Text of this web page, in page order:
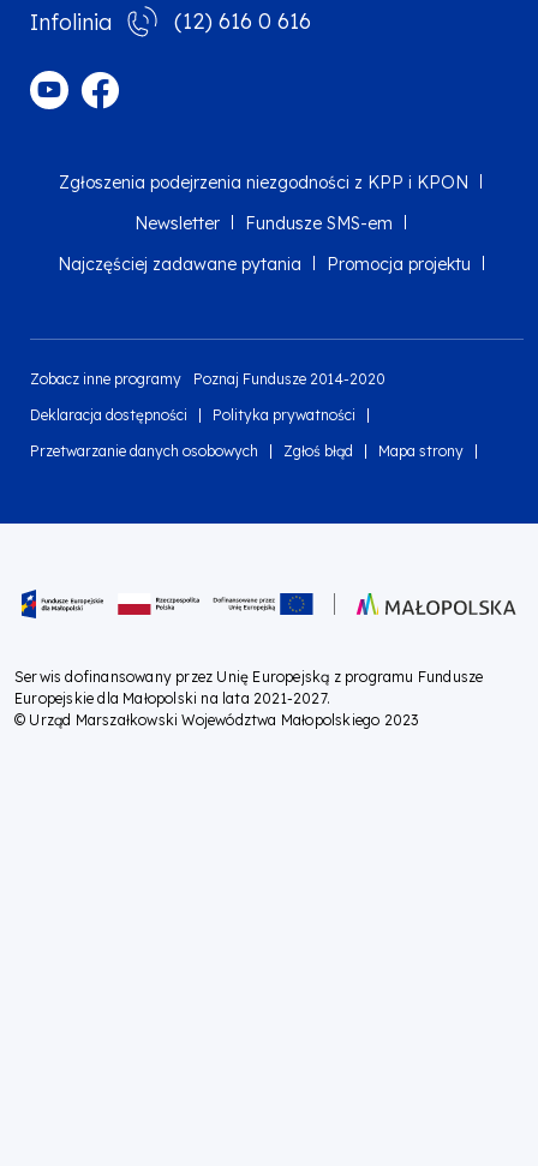
Infolinia (12) 616 0 616
Zgłoszenia podejrzenia niezgodności z KPP i KPON
Newsletter
Fundusze SMS-em
Najczęściej zadawane pytania
Promocja projektu
Zobacz inne programy
Poznaj Fundusze 2014-2020
Deklaracja dostępności
Polityka prywatności
Przetwarzanie danych osobowych
Zgłoś błąd Mapa strony
Serwis dofinansowany przez Unię Europejską z programu Fundusze
Europejskie dla Małopolski na lata 2021-2027.
© Urząd Marszałkowski Województwa Małopolskiego 2023